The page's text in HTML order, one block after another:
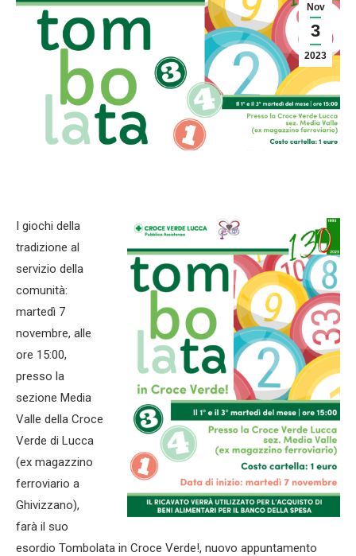
Nov
3
2023
I giochi della
tradizione al
servizio della
comunità:
martedì 7
novembre, alle
ore 15:00,
presso la
sezione Media
Valle della Croce
Verde di Lucca
(ex magazzino
ferroviario a
Ghivizzano),
farà il suo
esordio Tombolata in Croce Verde!, nuovo appuntamento